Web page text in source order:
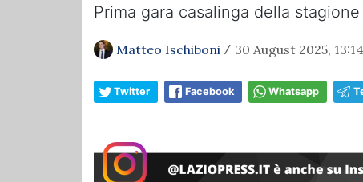
Prima gara casalinga della
Matteo Ischiboni / 30 August 2025, 13:14
Twitter Facebook Whatsapp